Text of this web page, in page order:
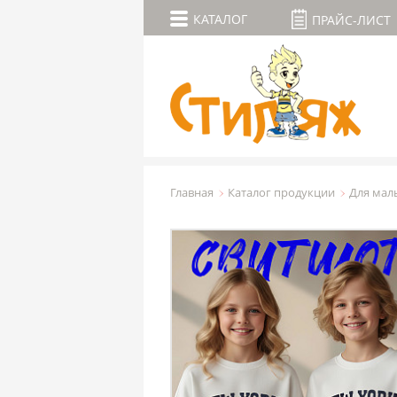
КАТАЛОГ ПРАЙС-ЛИСТ
Главная Каталог продукции Для